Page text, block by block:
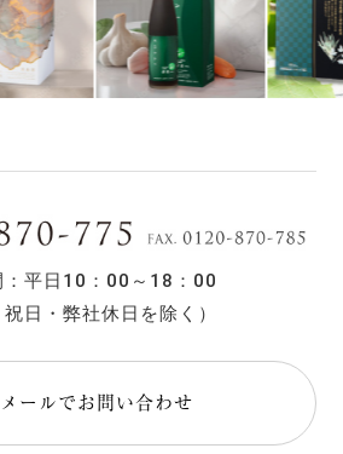
：平日10：00～18：00
祝日・弊社休日を除く）
メールでお問い合わせ